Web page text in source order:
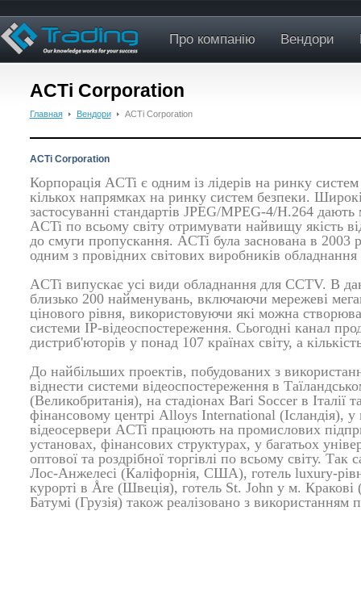
Про компанію Вендори
ACTi Corporation
Главная Вендори ACTi Corporation
ACTi Corporation
Корпорація ACTi є одним із лідерів на ринку
кількох напрямках на ринку систем безпеки. Широкі
застосуванні стандартів JPEG/MPEG-4/H.264
ACTi по всьому світу отримувати найвищу якість
до смуги пропускання. ACTi була заснована в 2003
одним з провідних світових виробників
ACTi випускає усі види обладнання для CCTV. В
близько 200 найменувань, включаючи мережеві
цінового рівня, використовуючи які можна
системи IP-відеоспостереження. Сьогодні канал
дистриб'юторів у понад 107 країнах світу, а
До найбільших проектів, побудованих з
віднести системи відеоспостереження в
(Великобританія), на стадіонах Bari Soccer в Італії
фінансовому центрі Alloys International (Ісландія),
відеосервери ACTi працюють на промислових
установах, фінансових структурах, у багатьох
оптової та роздрібної торгівлі по всьому світу.
Лос-Анжелесі (Каліфорнія, США), готель luxury-
курорті в Åre (Швеція), готель St. John у м.
Батумі (Грузія) також реалізовано з використанням